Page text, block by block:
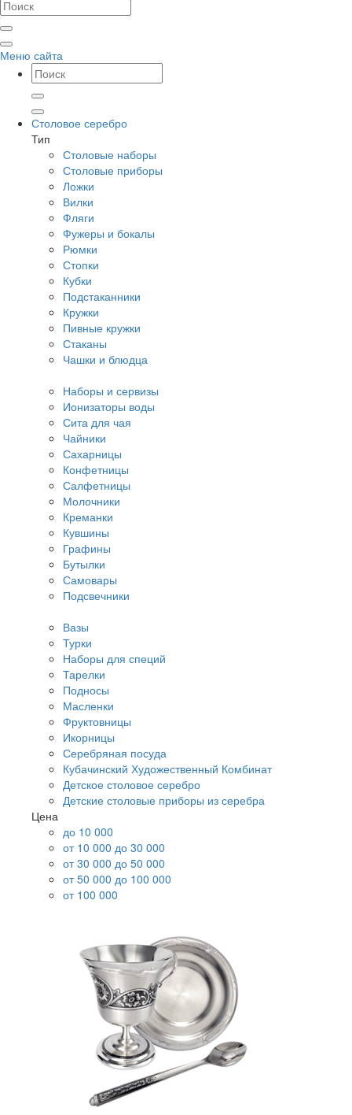
Меню сайта
Столовое серебро
Тип
Столовые наборы
Столовые приборы
Ложки
Вилки
Фляги
Фужеры и бокалы
Рюмки
Стопки
Кубки
Подстаканники
Кружки
Пивные кружки
Стаканы
Чашки и блюдца
Наборы и сервизы
Ионизаторы воды
Сита для чая
Чайники
Сахарницы
Конфетницы
Салфетницы
Молочники
Креманки
Кувшины
Графины
Бутылки
Самовары
Подсвечники
Вазы
Турки
Наборы для специй
Тарелки
Подносы
Масленки
Фруктовницы
Икорницы
Серебряная посуда
Кубачинский Художественный Комбинат
Детское столовое серебро
Детские столовые приборы из серебра
Цена
до 10 000
от 10 000 до 30 000
от 30 000 до 50 000
от 50 000 до 100 000
от 100 000